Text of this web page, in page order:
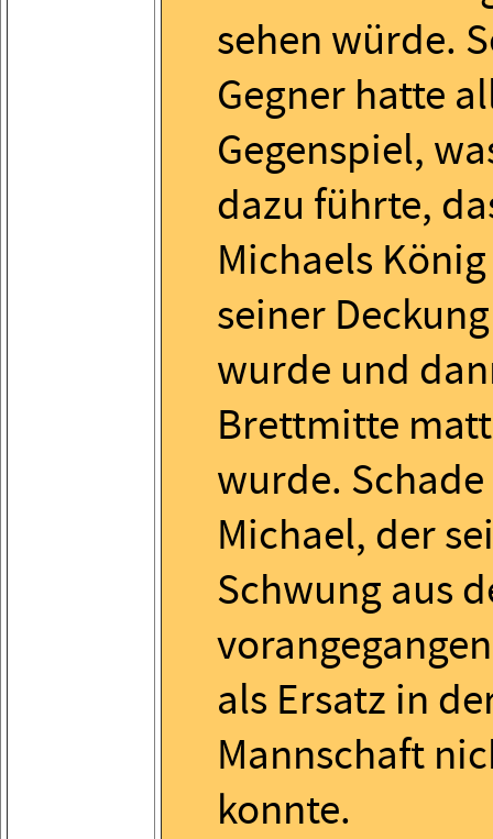
sehen würde.
Gegner hatte
Gegenspiel,
dazu führte,
Michaels
seiner
wurde und
Brettmitte
wurde.
Michael, der
Schwung aus
als Ersatz in
Mannschaft
konnte.